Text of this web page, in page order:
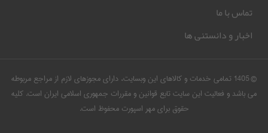
تماس با ما
اخبار و دانستنی ها
© 1405 تمامی خدمات و کالاهای این وبسایت، دارای مجوزهای لازم از مراجع مربوطه
می باشد و فعالیت این سایت تابع قوانین و مقررات جمهوری اسلامی ایران است. کلیه
حقوق برای مهر اسپورت محفوظ است.